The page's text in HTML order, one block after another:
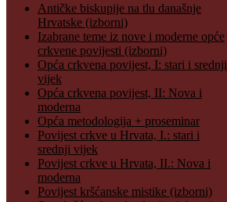
Antičke biskupije na tlu današnje
Hrvatske (izborni)
Izabrane teme iz nove i moderne opće
crkvene povijesti (izborni)
Opća crkvena povijest, I: stari i srednji
vijek
Opća crkvena povijest, II: Nova i
moderna
Opća metodologija + proseminar
Povijest crkve u Hrvata, I.: stari i
srednji vijek
Povijest crkve u Hrvata, II.: Nova i
moderna
Povijest kršćanske mistike (izborni)